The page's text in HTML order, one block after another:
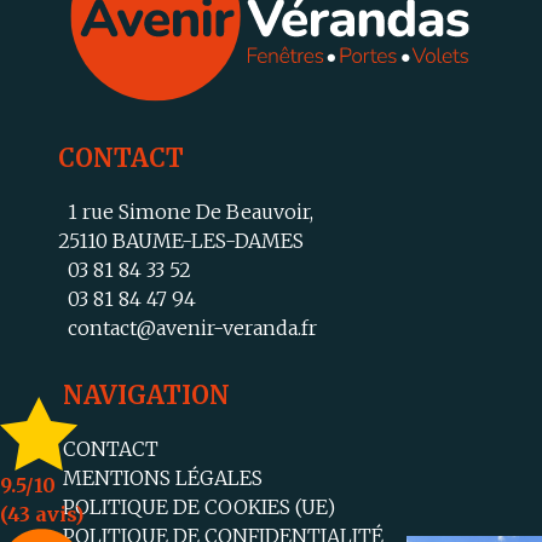
CONTACT
1 rue Simone De Beauvoir,
25110 BAUME-LES-DAMES
03 81 84 33 52
03 81 84 47 94
contact@avenir-veranda.fr
NAVIGATION
CONTACT
MENTIONS LÉGALES
POLITIQUE DE COOKIES (UE)
POLITIQUE DE CONFIDENTIALITÉ
9.5/10
(43 avis)